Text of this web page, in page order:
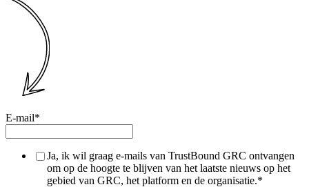
E-mail*
Ja, ik wil graag e-mails van TrustBound GRC ontvangen
om op de hoogte te blijven van het laatste nieuws op het
gebied van GRC, het platform en de organisatie.*